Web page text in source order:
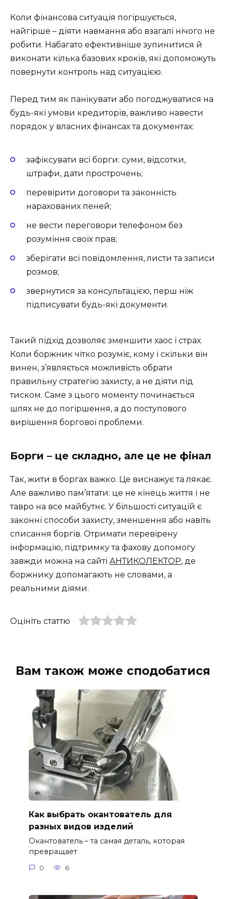
Коли фінансова ситуація погіршується,
найгірше – діяти навмання або взагалі нічого не
робити. Набагато ефективніше зупинитися й
виконати кілька базових кроків, які допоможуть
повернути контроль над ситуацією.
Перед тим як панікувати або погоджуватися на
будь-які умови кредиторів, важливо навести
порядок у власних фінансах та документах:
зафіксувати всі борги: суми, відсотки,
штрафи, дати прострочень;
перевірити договори та законність
нарахованих пеней;
не вести переговори телефоном без
розуміння своїх прав;
зберігати всі повідомлення, листи та записи
розмов;
звернутися за консультацією, перш ніж
підписувати будь-які документи.
Такий підхід дозволяє зменшити хаос і страх.
Коли боржник чітко розуміє, кому і скільки він
винен, з’являється можливість обрати
правильну стратегію захисту, а не діяти під
тиском. Саме з цього моменту починається
шлях не до погіршення, а до поступового
вирішення боргової проблеми.
Борги – це складно, але це не фінал
Так, жити в боргах важко. Це виснажує та лякає.
Але важливо пам’ятати: це не кінець життя і не
тавро на все майбутнє. У більшості ситуацій є
законні способи захисту, зменшення або навіть
списання боргів. Отримати перевірену
інформацію, підтримку та фахову допомогу
завжди можна на сайті АНТИКОЛЕКТОР, де
боржнику допомагають не словами, а
реальними діями.
Оцініть статтю
Вам також може сподобатися
Как выбрать окантователь для
разных видов изделий
Окантователь – та самая деталь, которая
превращает
0 6